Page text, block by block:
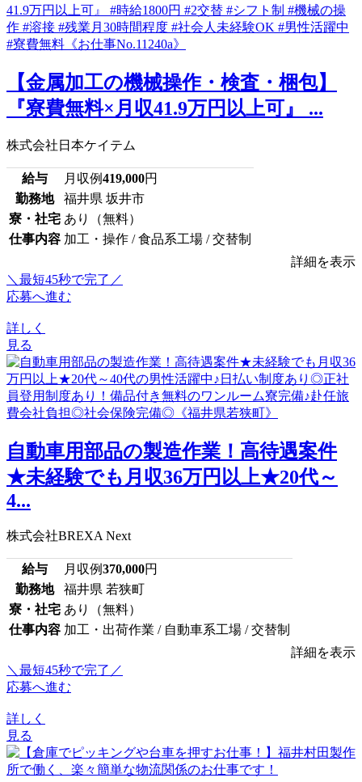
【金属加工の機械操作・検査・梱包】
『寮費無料×月収41.9万円以上可』 ...
株式会社日本ケイテム
給与 月収例419,000円
勤務地
福井県 坂井市
寮・社宅 あり（無料）
仕事内容 加工・操作 / 食品系工場 / 交替制
詳細を表示
＼最短45秒で完了／
応募へ進む
詳しく
見る
自動車用部品の製造作業！高待遇案件
★未経験でも月収36万円以上★20代～
4...
株式会社BREXA Next
給与 月収例370,000円
勤務地
福井県 若狭町
寮・社宅 あり（無料）
仕事内容 加工・出荷作業 / 自動車系工場 / 交替制
詳細を表示
＼最短45秒で完了／
応募へ進む
詳しく
見る